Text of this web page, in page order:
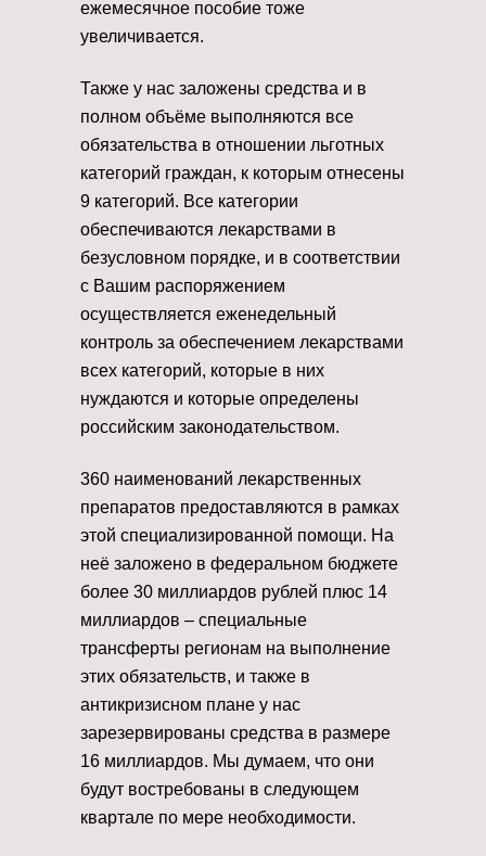
ежемесячное пособие тоже
увеличивается.
Также у нас заложены средства и в
полном объёме выполняются все
обязательства в отношении льготных
категорий граждан, к которым отнесены
9 категорий. Все категории
обеспечиваются лекарствами в
безусловном порядке, и в соответствии
с Вашим распоряжением
осуществляется еженедельный
контроль за обеспечением лекарствами
всех категорий, которые в них
нуждаются и которые определены
российским законодательством.
360 наименований лекарственных
препаратов предоставляются в рамках
этой специализированной помощи. На
неё заложено в федеральном бюджете
более 30 миллиардов рублей плюс 14
миллиардов – специальные
трансферты регионам на выполнение
этих обязательств, и также в
антикризисном плане у нас
зарезервированы средства в размере
16 миллиардов. Мы думаем, что они
будут востребованы в следующем
квартале по мере необходимости.